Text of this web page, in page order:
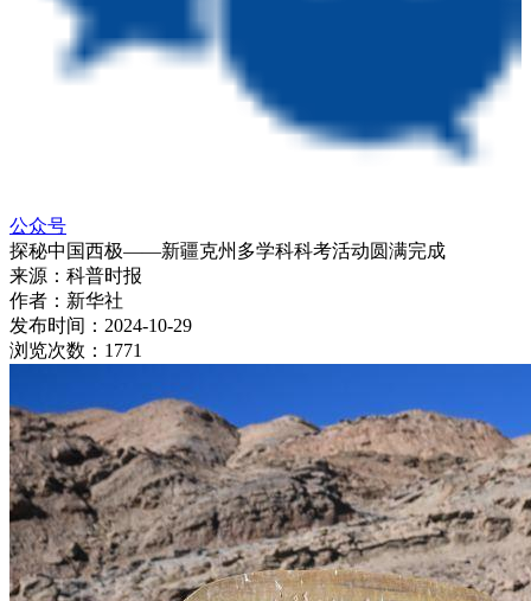
公众号
探秘中国西极——新疆克州多学科科考活动圆满完成
来源： 科普时报
作者： 新华社
发布时间： 2024-10-29
浏览次数： 1771